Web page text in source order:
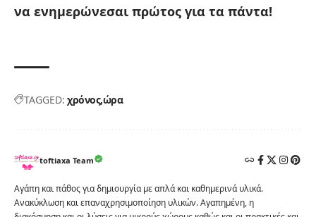
να ενημερώνεσαι πρώτος για τα πάντα!
TAGGED: χρόνος ώρα
toftiaxa Team
Αγάπη και πάθος για δημιουργία με απλά και καθημερινά υλικά.
Ανακύκλωση και επαναχρησιμοποίηση υλικών. Αγαπημένη, η